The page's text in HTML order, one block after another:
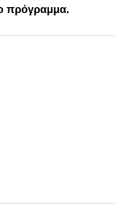
πρόγραμμα.